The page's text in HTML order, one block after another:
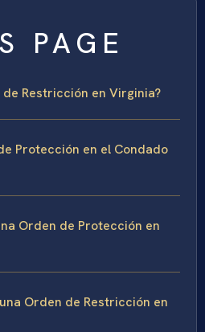
PAGE
de Restricción en Virginia?
Protección en el Condado
Orden de Protección en
Orden de Restricción en